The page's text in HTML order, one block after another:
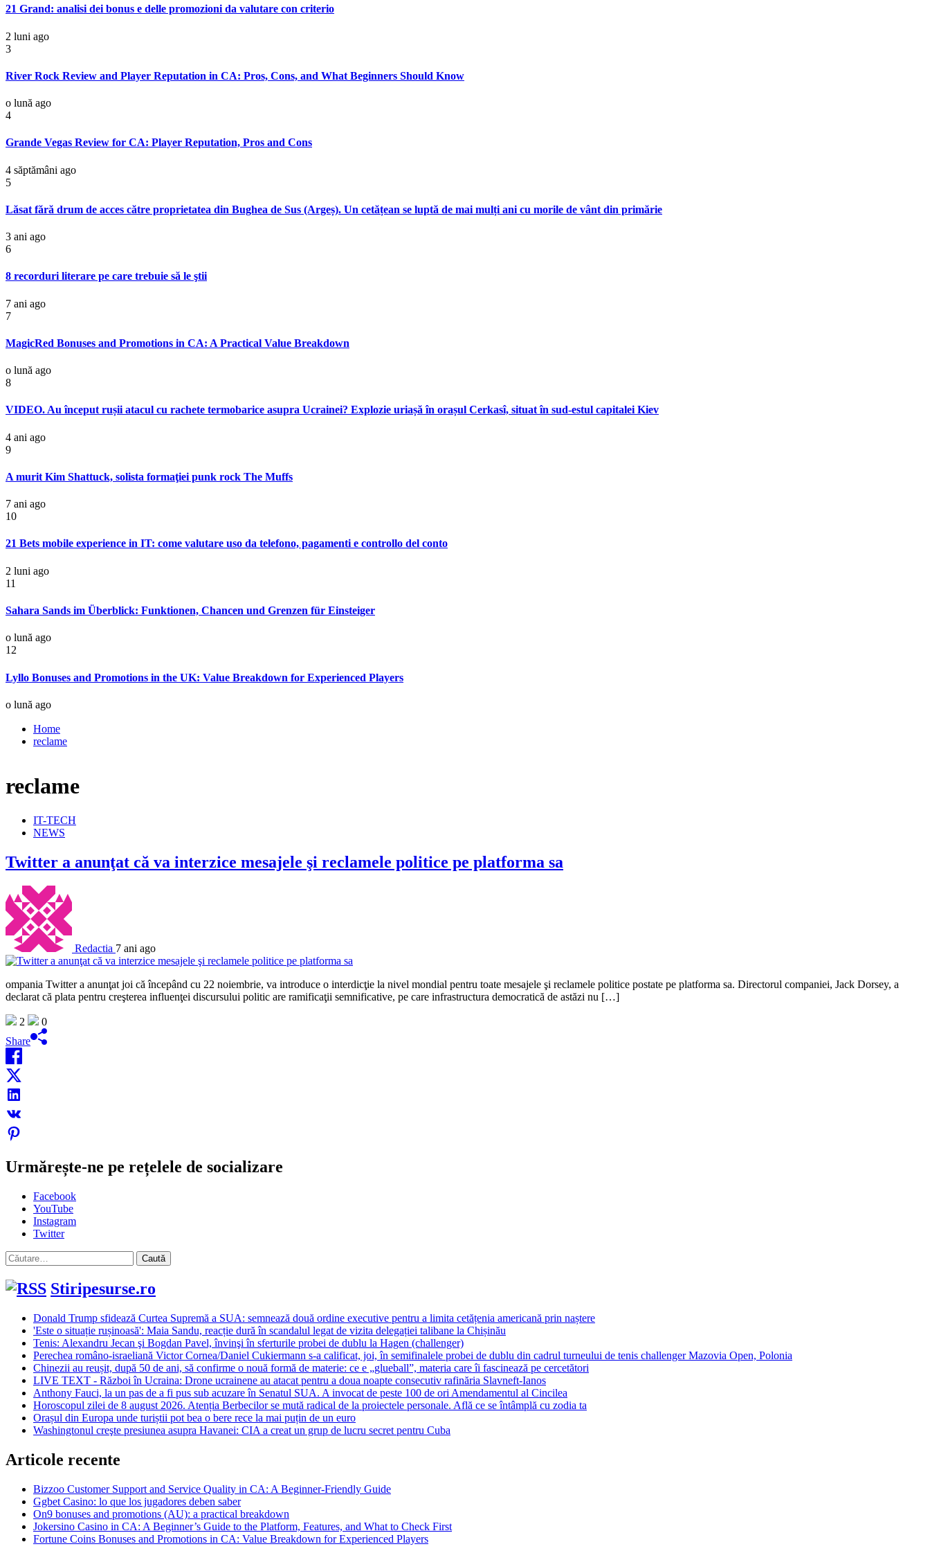
21 Grand: analisi dei bonus e delle promozioni da valutare con criterio
2 luni ago
3
River Rock Review and Player Reputation in CA: Pros, Cons, and What Beginners Should Know
o lună ago
4
Grande Vegas Review for CA: Player Reputation, Pros and Cons
4 săptămâni ago
5
Lăsat fără drum de acces către proprietatea din Bughea de Sus (Argeș). Un cetățean se luptă de mai mulți ani cu morile de vânt din primărie
3 ani ago
6
8 recorduri literare pe care trebuie să le ştii
7 ani ago
7
MagicRed Bonuses and Promotions in CA: A Practical Value Breakdown
o lună ago
8
VIDEO. Au început rușii atacul cu rachete termobarice asupra Ucrainei? Explozie uriașă în orașul Cerkasî, situat în sud-estul capitalei Kiev
4 ani ago
9
A murit Kim Shattuck, solista formaţiei punk rock The Muffs
7 ani ago
10
21 Bets mobile experience in IT: come valutare uso da telefono, pagamenti e controllo del conto
2 luni ago
11
Sahara Sands im Überblick: Funktionen, Chancen und Grenzen für Einsteiger
o lună ago
12
Lyllo Bonuses and Promotions in the UK: Value Breakdown for Experienced Players
o lună ago
Home
reclame
reclame
IT-TECH
NEWS
Twitter a anunţat că va interzice mesajele şi reclamele politice pe platforma sa
Redactia 7 ani ago
ompania Twitter a anunţat joi că începând cu 22 noiembrie, va introduce o interdicţie la nivel mondial pentru toate mesajele şi reclamele politice postate pe platforma sa. Directorul companiei, Jack Dorsey, a
declarat că plata pentru creşterea influenţei discursului politic are ramificaţii semnificative, pe care infrastructura democratică de astăzi nu […]
2
0
Share
Urmărește-ne pe rețelele de socializare
Facebook
YouTube
Instagram
Twitter
Caută
după:
Stiripesurse.ro
Donald Trump sfidează Curtea Supremă a SUA: semnează două ordine executive pentru a limita cetățenia americană prin naștere
'Este o situație rușinoasă': Maia Sandu, reacție dură în scandalul legat de vizita delegației talibane la Chișinău
Tenis: Alexandru Jecan şi Bogdan Pavel, învinşi în sferturile probei de dublu la Hagen (challenger)
Perechea româno-israeliană Victor Cornea/Daniel Cukiermann s-a calificat, joi, în semifinalele probei de dublu din cadrul turneului de tenis challenger Mazovia Open, Polonia
Chinezii au reușit, după 50 de ani, să confirme o nouă formă de materie: ce e „glueball”, materia care îi fascinează pe cercetători
LIVE TEXT - Război în Ucraina: Drone ucrainene au atacat pentru a doua noapte consecutiv rafinăria Slavneft-Ianos
Anthony Fauci, la un pas de a fi pus sub acuzare în Senatul SUA. A invocat de peste 100 de ori Amendamentul al Cincilea
Horoscopul zilei de 8 august 2026. Atenția Berbecilor se mută radical de la proiectele personale. Află ce se întâmplă cu zodia ta
Orașul din Europa unde turiștii pot bea o bere rece la mai puțin de un euro
Washingtonul creşte presiunea asupra Havanei: CIA a creat un grup de lucru secret pentru Cuba
Articole recente
Bizzoo Customer Support and Service Quality in CA: A Beginner-Friendly Guide
Ggbet Casino: lo que los jugadores deben saber
On9 bonuses and promotions (AU): a practical breakdown
Jokersino Casino in CA: A Beginner’s Guide to the Platform, Features, and What to Check First
Fortune Coins Bonuses and Promotions in CA: Value Breakdown for Experienced Players